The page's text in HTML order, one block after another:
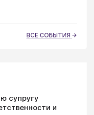
ВСЕ СОБЫТИЯ
супругу
и